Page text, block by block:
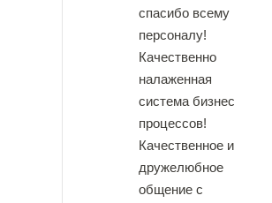
спасибо всему
персоналу!
Качественно
налаженная
система бизнес
процессов!
Качественное и
дружелюбное
общение с